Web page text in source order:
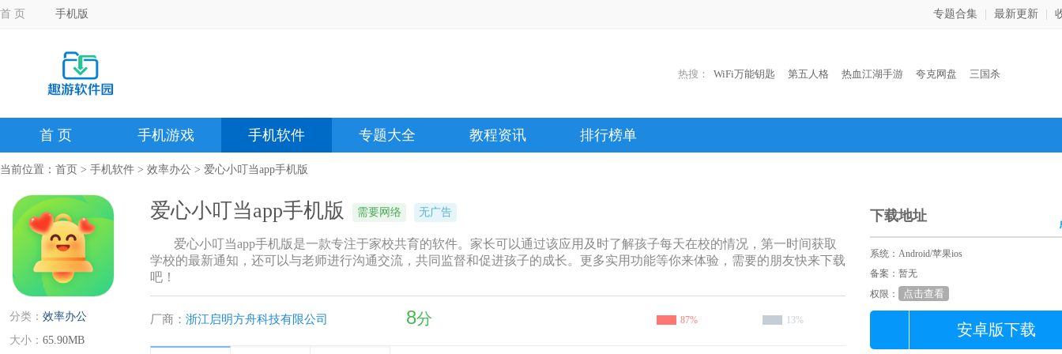
首 页 手机版 专题合集 最新更新
热搜： WiFi万能钥匙 第五人格 热血江湖手游 夸克网盘 三国杀
首 页 手机游戏 手机软件 专题大全 教程资讯 排行榜单
当前位置： 首页 > 手机软件 > 效率办公 > 爱心小叮当app手机版
分类： 效率办公
大小： 65.90MB
爱心小叮当app手机版 需要网络 无广告
爱心小叮当app手机版是一款专注于家校共育的软件。家长可以通过该应用及时了解孩子每天在校的情况，第一时间获取
学校的最新通知，还可以与老师进行沟通交流，共同监督和促进孩子的成长。更多实用功能等你来体验，需要的朋友快来下载
吧！
厂商： 浙江启明方舟科技有限公司 8分 87% 13%
下载地址
系统：Android/苹果ios
备案：暂无
权限：
点击查看
安卓版下载